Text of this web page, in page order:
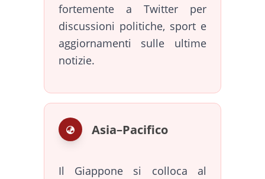
fortemente a Twitter per
discussioni politiche, sport e
aggiornamenti sulle ultime
notizie.
Asia–Pacifico
Il Giappone si colloca al